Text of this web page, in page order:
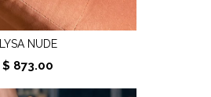
LYSA NUDE
$ 873.00